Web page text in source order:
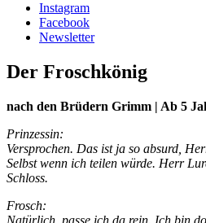
Instagram
Facebook
Newsletter
Der Froschkönig
nach den Brüdern Grimm | Ab 5
Prinzessin:
Versprochen. Das ist ja so absurd,
Selbst wenn ich teilen würde. Herr
Schloss.
Frosch:
Natürlich, passe ich da rein. Ich bin